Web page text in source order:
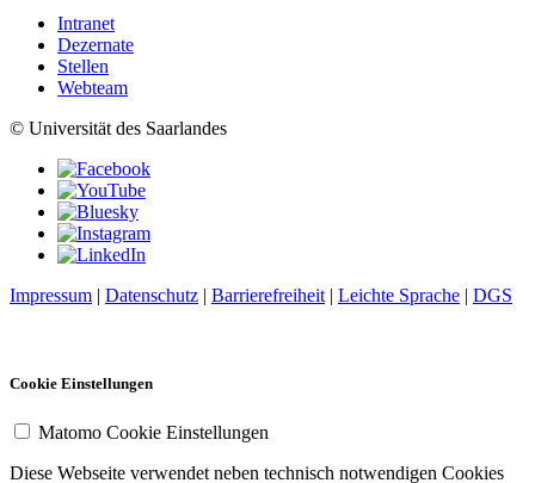
Intranet
Dezernate
Stellen
Webteam
© Universität des Saarlandes
Impressum Datenschutz Barrierefreiheit| Leichte Sprache DGS
Cookie Einstellungen
Matomo Cookie Einstellungen
Diese Webseite verwendet neben technisch notwendigen Cookies